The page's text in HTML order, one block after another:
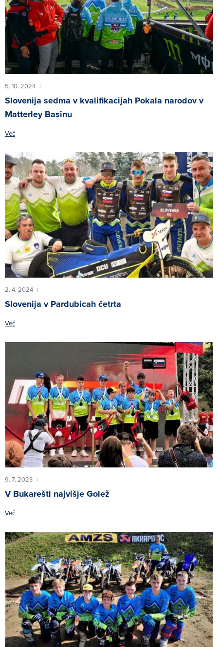
5. 10. 2024 |
Slovenija sedma v kvalifikacijah Pokala narodov v
Matterley Basinu
Več
2. 4. 2024 |
Slovenija v Pardubicah četrta
Več
9. 7. 2023 |
V Bukarešti najvišje Golež
Več